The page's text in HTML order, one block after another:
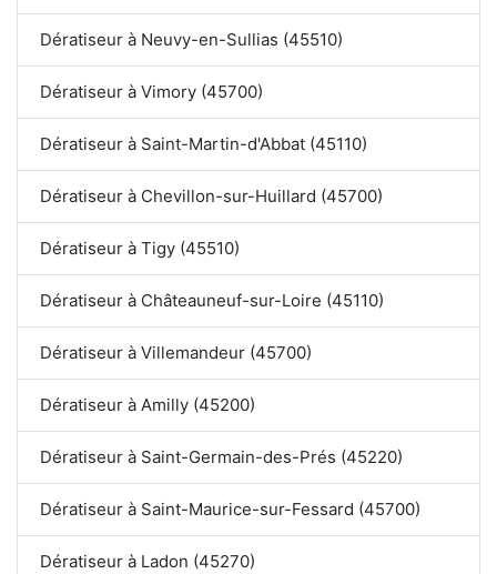
Dératiseur à Neuvy-en-Sullias (45510)
Dératiseur à Vimory (45700)
Dératiseur à Saint-Martin-d'Abbat (45110)
Dératiseur à Chevillon-sur-Huillard (45700)
Dératiseur à Tigy (45510)
Dératiseur à Châteauneuf-sur-Loire (45110)
Dératiseur à Villemandeur (45700)
Dératiseur à Amilly (45200)
Dératiseur à Saint-Germain-des-Prés (45220)
Dératiseur à Saint-Maurice-sur-Fessard (45700)
Dératiseur à Ladon (45270)